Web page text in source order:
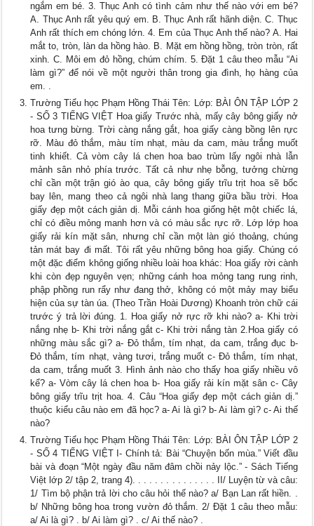
ngắm em bé. 3. Thục Anh có tình cảm như thế nào với em bé?
A. Thục Anh rất yêu quý em. B. Thục Anh rất hãnh diện. C. Thục
Anh rất thích em chóng lớn. 4. Em của Thục Anh thế nào? A. Hai
mắt to, tròn, làn da hồng hào. B. Mặt em hồng hồng, tròn tròn, rất
xinh. C. Môi em đỏ hồng, chúm chím. 5. Đặt 1 câu theo mẫu “Ai
làm gì?” để nói về một người thân trong gia đình, họ hàng của
em. .
Trường Tiểu học Phạm Hồng Thái Tên: Lớp: BÀI ÔN TẬP LỚP 2
- SỐ 3 TIẾNG VIỆT Hoa giấy Trước nhà, mấy cây bông giấy nở
hoa tưng bừng. Trời càng nắng gắt, hoa giấy càng bồng lên rực
rỡ. Màu đỏ thắm, màu tím nhạt, màu da cam, màu trắng muốt
tinh khiết. Cả vòm cây lá chen hoa bao trùm lấy ngôi nhà lẫn
mảnh sân nhỏ phía trước. Tất cả như nhẹ bỗng, tưởng chừng
chỉ cần một trận gió ào qua, cây bông giấy trĩu trịt hoa sẽ bốc
bay lên, mang theo cả ngôi nhà lang thang giữa bầu trời. Hoa
giấy đẹp một cách giản dị. Mỗi cánh hoa giống hệt một chiếc lá,
chỉ có điều mỏng manh hơn và có màu sắc rực rỡ. Lớp lớp hoa
giấy rải kín mặt sân, nhưng chỉ cần một làn gió thoảng, chúng
tản mát bay đi mất. Tôi rất yêu những bông hoa giấy. Chúng có
một đặc điểm không giống nhiều loài hoa khác: Hoa giấy rời cành
khi còn đẹp nguyên vẹn; những cánh hoa mỏng tang rung rinh,
phập phồng run rẩy như đang thở, không có một mảy may biểu
hiện của sự tàn úa. (Theo Trần Hoài Dương) Khoanh tròn chữ cái
trước ý trả lời đúng. 1. Hoa giấy nở rực rỡ khi nào? a- Khi trời
nắng nhẹ b- Khi trời nắng gắt c- Khi trời nắng tàn 2.Hoa giấy có
những màu sắc gì? a- Đỏ thắm, tím nhạt, da cam, trắng đục b-
Đỏ thắm, tím nhạt, vàng tươi, trắng muốt c- Đỏ thắm, tím nhạt,
da cam, trắng muốt 3. Hình ảnh nào cho thấy hoa giấy nhiều vô
kể? a- Vòm cây lá chen hoa b- Hoa giấy rải kín mặt sân c- Cây
bông giấy trĩu trịt hoa. 4. Câu “Hoa giấy đẹp một cách giản dị.”
thuộc kiểu câu nào em đã học? a- Ai là gì? b- Ai làm gì? c- Ai thế
nào?
Trường Tiểu học Phạm Hồng Thái Tên: Lớp: BÀI ÔN TẬP LỚP 2
- SỐ 4 TIẾNG VIỆT I- Chính tả: Bài “Chuyện bốn mùa.” Viết đầu
bài và đoạn “Một ngày đầu năm đâm chồi nảy lộc.” - Sách Tiếng
Việt lớp 2/ tập 2, trang 4). . . . . . . . . . . . . . . II/ Luyện từ và câu:
1/ Tìm bộ phận trả lời cho câu hỏi thế nào? a/ Bạn Lan rất hiền. .
b/ Những bông hoa trong vườn đỏ thắm. 2/ Đặt 1 câu theo mẫu:
a/ Ai là gì? . b/ Ai làm gì? . c/ Ai thế nào? .